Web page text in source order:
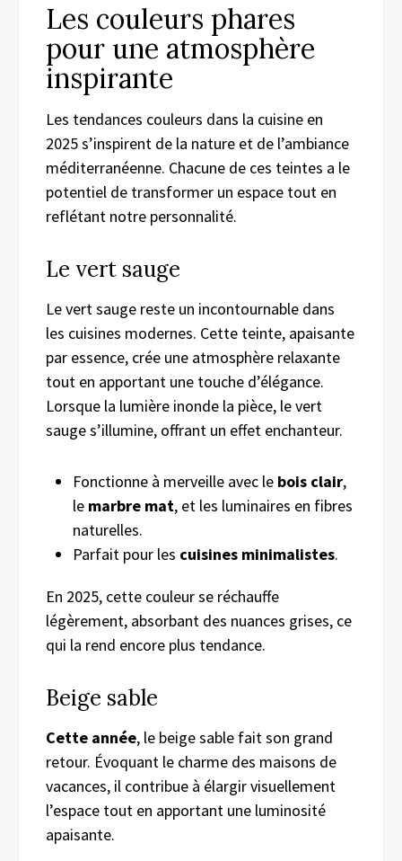
Les couleurs phares
pour une atmosphère
inspirante
Les tendances couleurs dans la cuisine en
2025 s’inspirent de la nature et de l’ambiance
méditerranéenne. Chacune de ces teintes a le
potentiel de transformer un espace tout en
reflétant notre personnalité.
Le vert sauge
Le vert sauge reste un incontournable dans
les cuisines modernes. Cette teinte, apaisante
par essence, crée une atmosphère relaxante
tout en apportant une touche d’élégance.
Lorsque la lumière inonde la pièce, le vert
sauge s’illumine, offrant un effet enchanteur.
Fonctionne à merveille avec le bois clair,
le marbre mat, et les luminaires en fibres
naturelles.
Parfait pour les cuisines minimalistes.
En 2025, cette couleur se réchauffe
légèrement, absorbant des nuances grises, ce
qui la rend encore plus tendance.
Beige sable
Cette année, le beige sable fait son grand
retour. Évoquant le charme des maisons de
vacances, il contribue à élargir visuellement
l’espace tout en apportant une luminosité
apaisante.